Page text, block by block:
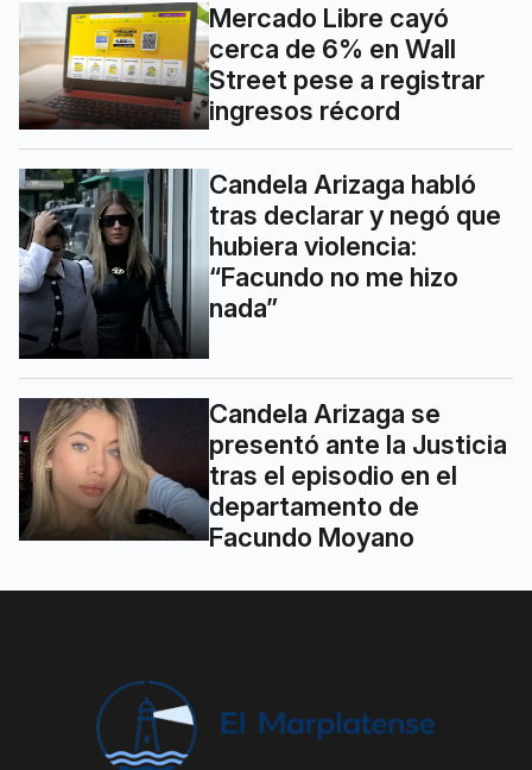
Mercado Libre cayó
cerca de 6% en Wall
Street pese a registrar
ingresos récord
Candela Arizaga habló
tras declarar y negó que
hubiera violencia:
“Facundo no me hizo
nada”
Candela Arizaga se
presentó ante la Justicia
tras el episodio en el
departamento de
Facundo Moyano